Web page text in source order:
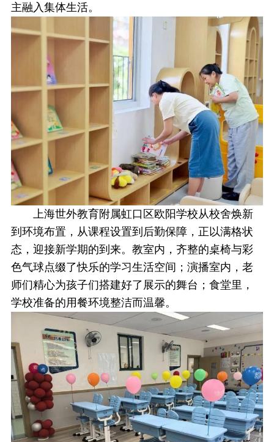
主融入集体生活。
上海世外教育附属虹口区欧阳学校从校舍焕新
到环境布置，从课程设置到后勤保障，正以满格状
态，迎接新学期的到来。教室内，齐整的桌椅与彩
色气球点缀了快乐的学习生活空间；演播室内，老
师们精心为孩子们搭建好了展示的舞台；食堂里，
学校准备的用餐环境整洁而温馨。